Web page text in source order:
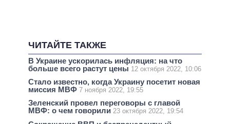
ЧИТАЙТЕ ТАКЖЕ
В Украине ускорилась инфляция: на что
больше всего растут цены 12 октября 2022, 10:06
Стало известно, когда Украину посетит новая
миссия МВФ 7 ноября 2022, 19:55
Зеленский провел переговоры с главой
МВФ: о чем говорили 23 октября 2022, 19:54